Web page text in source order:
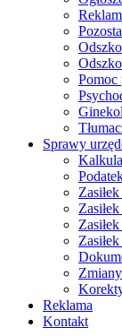
Pomoc
Sprawy
Reklama
Kontakt